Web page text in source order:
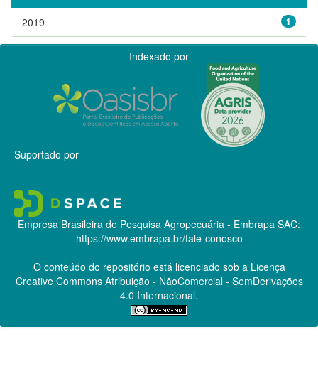
1
2019
Indexado por
Suportado por
Empresa Brasileira de Pesquisa Agropecuária - Embrapa SAC:
https://www.embrapa.br/fale-conosco
O conteúdo do repositório está licenciado sob a Licença
Creative CommonsAtribuição - NãoComercial - SemDerivações
4.0 Internacional.